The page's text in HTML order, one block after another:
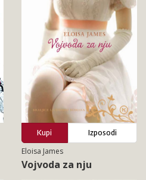
Kupi
Izposodi
Eloisa James
Vojvoda za nju